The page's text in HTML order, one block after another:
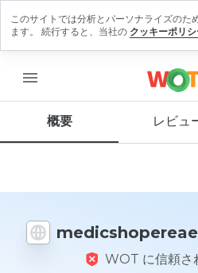
menu
概要 レビュ
WOT に信頼さ
ーを残す
ウェ
を1
5の
で、
このサイトでは分析とパーソナライズのた
ます。 続行すると、当社の クッキーポリシ